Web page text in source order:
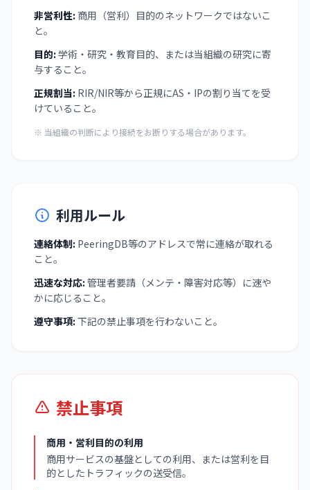
非営利性: 商用（営利）目的のネットワークではないこ
と。
目的: 学術・研究・教育目的、または当組織の研究に寄
与すること。
正規割当: RIR/NIR等から正規にAS・IPの割り当てを受
けていること。
※ 当組織の判断により接続をお断りする場合があります。
利用ルール
連絡体制: PeeringDB等のアドレスで常に連絡が取れる
こと。
迅速な対応: 管理者要請（メンテ・障害対応等）に速や
かに応じること。
遵守事項: 下記の禁止事項を行わないこと。
禁止事項
商用・営利目的の利用
商用サービスの基盤としての利用、または営利を目
的としたトラフィックの送受信。